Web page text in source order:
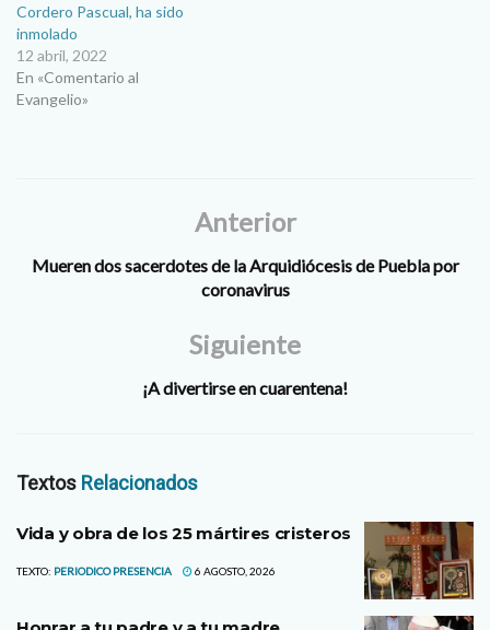
Cordero Pascual, ha sido
inmolado
12 abril, 2022
En «Comentario al
Evangelio»
Anterior
Mueren dos sacerdotes de la Arquidiócesis de Puebla por
coronavirus
Siguiente
¡A divertirse en cuarentena!
Textos Relacionados
Vida y obra de los 25 mártires cristeros
TEXTO: PERIODICO PRESENCIA 6 AGOSTO, 2026